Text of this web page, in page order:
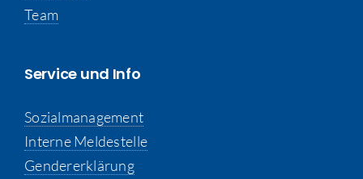
Team
Service und Info
Sozialmanagement
Interne Meldestelle
Gendererklärung